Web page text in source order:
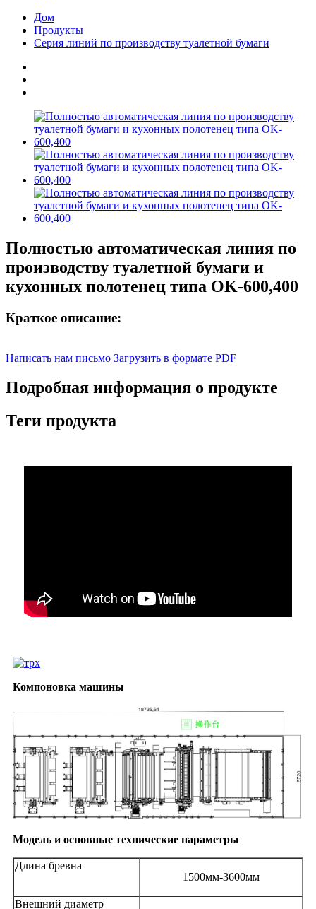
Дом
Продукты
Серия линий по производству туалетной бумаги
Полностью автоматическая линия по
производству туалетной бумаги и
кухонных полотенец типа OK-600,400
Краткое описание:
Написать нам письмо Загрузить в формате PDF
Подробная информация о продукте
Теги продукта
Компоновка машины
Модель и основные технические параметры
Длина бревна
1500мм-3600мм
Внешний диаметр